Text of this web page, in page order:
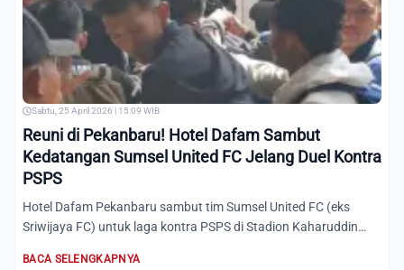
Sabtu, 25 April 2026 | 15:09 WIB
Reuni di Pekanbaru! Hotel Dafam Sambut
Kedatangan Sumsel United FC Jelang Duel Kontra
PSPS
Hotel Dafam Pekanbaru sambut tim Sumsel United FC (eks
Sriwijaya FC) untuk laga kontra PSPS di Stadion Kaharuddin
BACA SELENGKAPNYA